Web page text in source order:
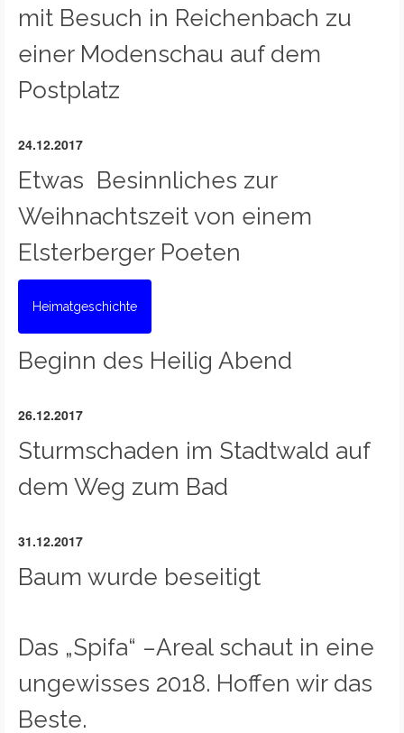
mit Besuch in Reichenbach zu
einer Modenschau auf dem
Postplatz
24.12.2017
Etwas Besinnliches zur
Weihnachtszeit von einem
Elsterberger Poeten
Heimatgeschichte
Beginn des Heilig Abend
26.12.2017
Sturmschaden im Stadtwald auf
dem Weg zum Bad
31.12.2017
Baum wurde beseitigt
Das „Spifa“ –Areal schaut in eine
ungewisses 2018. Hoffen wir das
Beste.